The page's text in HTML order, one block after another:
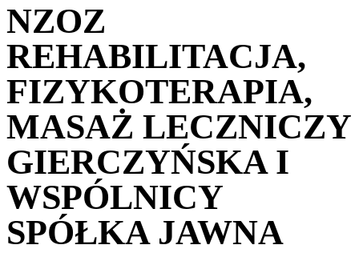
NZOZ
REHABILITACJA,
FIZYKOTERAPIA,
MASAŻ LECZNICZY
GIERCZYŃSKA I
WSPÓLNICY
SPÓŁKA JAWNA